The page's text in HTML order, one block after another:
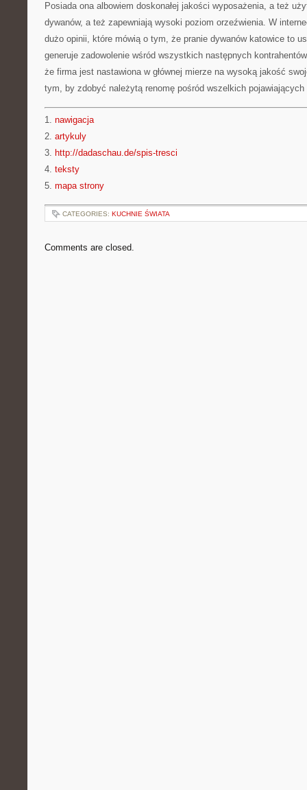
Posiada ona albowiem doskonałej jakości wyposażenia, a też
dywanów, a też zapewniają wysoki poziom orzeźwienia. W
dużo opinii, które mówią o tym, że pranie dywanów katowice to
generuje zadowolenie wśród wszystkich następnych
że firma jest nastawiona w głównej mierze na wysoką jakość
tym, by zdobyć należytą renomę pośród wszelkich pojawiających
1. nawigacja
2. artykuly
3. http://dadaschau.de/spis-tresci
4. teksty
5. mapa strony
CATEGORIES: KUCHNIE ŚWIATA
Comments are closed.